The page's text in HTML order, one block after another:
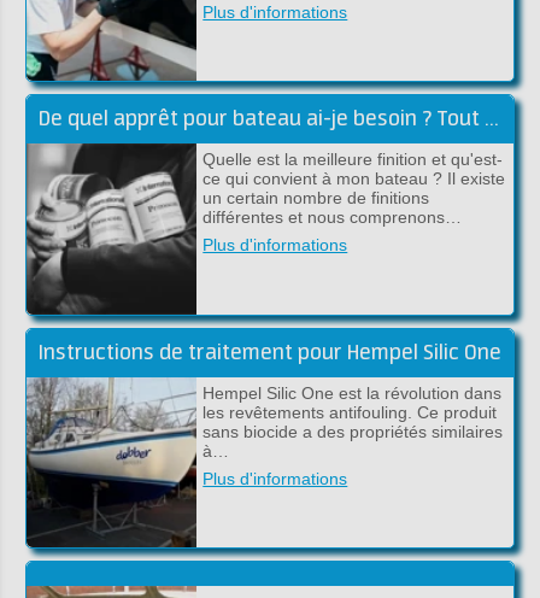
Plus d'informations
De quel apprêt pour bateau ai-je besoin ? Tout sur l'apprêt pour bateaux !
Quelle est la meilleure finition et qu'est-
ce qui convient à mon bateau ? Il existe
un certain nombre de finitions
différentes et nous comprenons…
Plus d'informations
Instructions de traitement pour Hempel Silic One
Hempel Silic One est la révolution dans
les revêtements antifouling. Ce produit
sans biocide a des propriétés similaires
à…
Plus d'informations